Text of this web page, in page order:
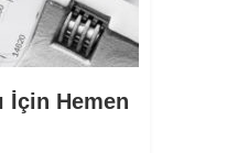
İçin Hemen